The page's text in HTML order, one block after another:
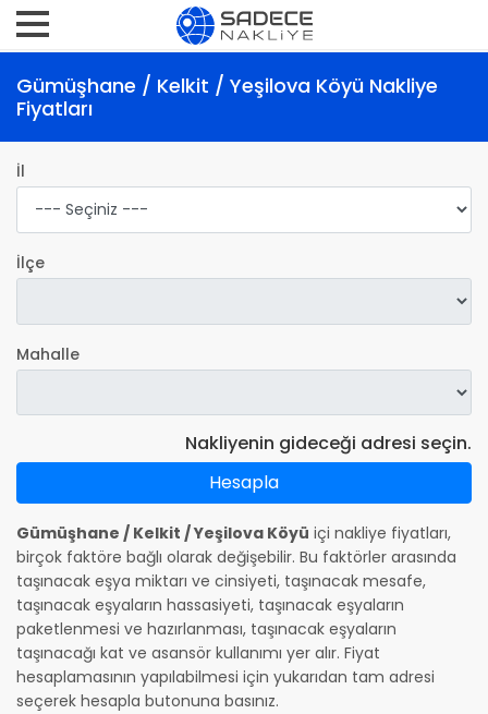
Gümüşhane / Kelkit / Yeşilova Köyü Nakliye
Fiyatları
İl
İlçe
Mahalle
Nakliyenin gideceği adresi seçin.
Hesapla
Gümüşhane / Kelkit / Yeşilova Köyü içi nakliye fiyatları,
birçok faktöre bağlı olarak değişebilir. Bu faktörler arasında
taşınacak eşya miktarı ve cinsiyeti, taşınacak mesafe,
taşınacak eşyaların hassasiyeti, taşınacak eşyaların
paketlenmesi ve hazırlanması, taşınacak eşyaların
taşınacağı kat ve asansör kullanımı yer alır. Fiyat
hesaplamasının yapılabilmesi için yukarıdan tam adresi
seçerek hesapla butonuna basınız.